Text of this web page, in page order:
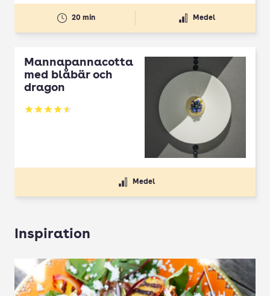
20 min Medel
Mannapannacotta
med blåbär och
dragon
Betyg: 4.5 av 5
Medel
Inspiration